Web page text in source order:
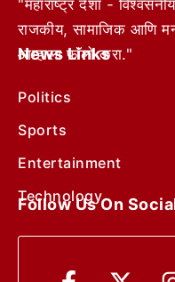
"महाराष्ट्र देशा -
राजकीय, सामाजिक आणि
आम्हाला फॉलो करा."
News Links
Politics
Sports
Entertainment
Technology
Follow Us On